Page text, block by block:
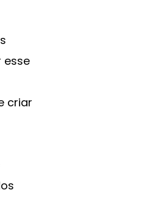
esse
criar